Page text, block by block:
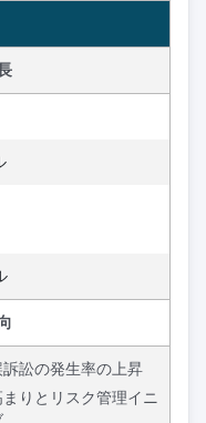
訟の発生率の上昇
りとリスク管理イニ